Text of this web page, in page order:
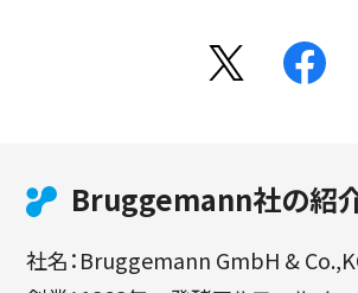
Bruggemann社の紹
社名：Bruggemann GmbH &